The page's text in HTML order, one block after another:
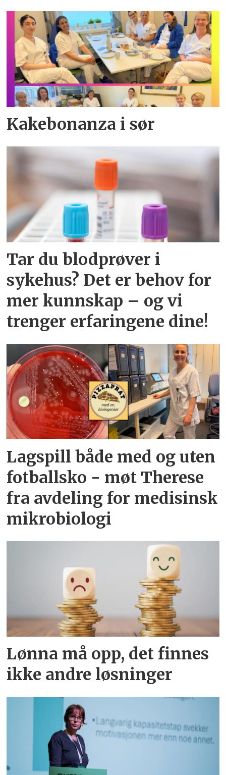
Kakebonanza i sør
Tar du blodprøver i
sykehus? Det er behov for
mer kunnskap – og vi
trenger erfaringene dine!
Lagspill både med og uten
fotballsko - møt Therese
fra avdeling for medisinsk
mikrobiologi
Lønna må opp, det finnes
ikke andre løsninger